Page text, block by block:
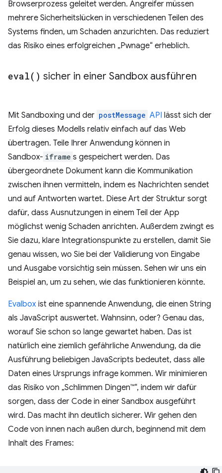
Browserprozess geleitet werden. Angreifer müssen
mehrere Sicherheitslücken in verschiedenen Teilen des
Systems finden, um Schaden anzurichten. Das reduziert
das Risiko eines erfolgreichen „Pwnage“ erheblich.
eval( ) sicher in einer Sandbox ausführen
Mit Sandboxing und der postMessage API lässt sich der
Erfolg dieses Modells relativ einfach auf das Web
übertragen. Teile Ihrer Anwendung können in
Sandbox- iframe s gespeichert werden. Das
übergeordnete Dokument kann die Kommunikation
zwischen ihnen vermitteln, indem es Nachrichten sendet
und auf Antworten wartet. Diese Art der Struktur sorgt
dafür, dass Ausnutzungen in einem Teil der App
möglichst wenig Schaden anrichten. Außerdem zwingt es
Sie dazu, klare Integrationspunkte zu erstellen, damit Sie
genau wissen, wo Sie bei der Validierung von Eingabe
und Ausgabe vorsichtig sein müssen. Sehen wir uns ein
Beispiel an, um zu sehen, wie das funktionieren könnte.
Evalbox ist eine spannende Anwendung, die einen String
als JavaScript auswertet. Wahnsinn, oder? Genau das,
worauf Sie schon so lange gewartet haben. Das ist
natürlich eine ziemlich gefährliche Anwendung, da die
Ausführung beliebigen JavaScripts bedeutet, dass alle
Daten eines Ursprungs infrage kommen. Wir minimieren
das Risiko von „Schlimmen Dingen™“, indem wir dafür
sorgen, dass der Code in einer Sandbox ausgeführt
wird. Das macht ihn deutlich sicherer. Wir gehen den
Code von innen nach außen durch, beginnend mit dem
Inhalt des Frames: